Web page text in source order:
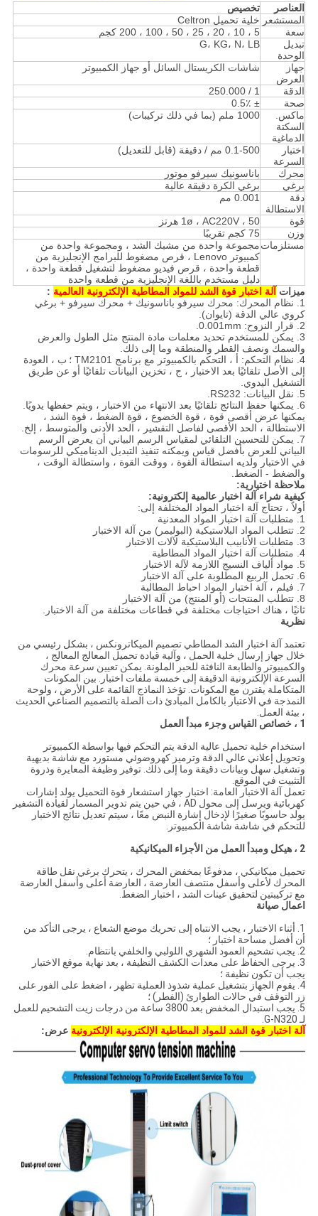
العناصر
تخصيص
المستشعر خلية تحميل Celtron
سعة
5 ، 10 ، 20 ، 25 ، 50 ، 100 ، 200 كجم
تبديل
الوحدة
G، KG، N، LB
جهاز
العرض
شاشات الكريستال السائل أو جهاز الكمبيوتر
الدقة
1 / 250.000
صحة
± 0.5٪
ماكس.
السكتة
الدماغية
1000 ملم (بما في ذلك تركيبات)
اختبار
السرعة
0.1-500 مم / دقيقة (قابل للتعديل)
محرك
باناسونيك سيرفو موتور
برغي
برغي الكرة دقيقة عالية
دقة
الاستطالة
0.001 مم
قوة
1ø ، AC220V ، 50 هرتز
وزن
75 كجم تقريبًا
مستلزماتمجموعة واحدة من مشبك الشد ، ومجموعة واحدة من
كمبيوتر Lenovo ، قرص مضغوط للبرامج الإنجليزية من
قطعة واحدة ، قرص فيديو مضغوط لتشغيل قطعة واحدة ،
دليل مستخدم باللغة الإنجليزية من قطعة واحدة
ميزات آلة اختبار قوة الشد للمواد المطاطية الإلكترونية العالمية :
1. نظام المحرك: محرك سيرفو باناسونيك + محرك سيرفو + برغي
كروي عالي الدقة (تايوان).
2. قرار النزوح: 0.001mm.
3. يمكن للمستخدم تحديد معلمات مادة المنتج مثل الطول والعرض
والسمك ونصف القطر والمنطقة وما إلى ذلك.
4. نظام التحكم: أ ، التحكم بالكمبيوتر مع برنامج TM2101 ؛
ب ، العودة
إلى الأصل تلقائيًا بعد الاختبار ، ج ، تخزين البيانات تلقائيًا أو عن طريق
التشغيل اليدوي.
5. نقل البيانات: RS232.
6. يمكنها حفظ النتائج تلقائيًا بعد الانتهاء من الاختبار ، ويتم حفظها يدويًا.
يمكنها عرض أقصى قوة ، قوة الخضوع ، قوة الضغط ، قوة الشد ،
الاستطالة ، الحد الأقصى لفاصل التقشير ، الحد الأدنى والمتوسط ​​، إلخ.
7. يمكن للتحسين التلقائي لمقياس الرسم البياني أن يعرض الرسم
البياني للعرض بأفضل قياس ويمكنه تنفيذ التبديل الديناميكي للرسومات
في الاختبار ولديه استطالة القوة ، ووقت القوة ، واستطالة الوقت ،
والضغط - الضغط.
ملاحظة اختيارية:
كيفية شراء آلة اختبار عالمية إلكترونية:
أولاً ، تحتاج آلة اختبار المواد المختلفة إلى:
1. متطلبات آلة اختبار المواد المعدنية
2. تتطلب المواد البلاستيكية (البوليمر) من آلة الاختبار
3. متطلبات الأنابيب البلاستيكية لآلات الاختبار
4. متطلبات آلة اختبار المواد المطاطية
5. مواد ألياف النسيج اللازمة لآلة الاختبار
6. تحمل الربيع المطلوبة على آلة الاختبار
7. فيلم ، آلة اختبار المواد احباط المطالبة
8. تتطلب المنتجات (أو المنتج) من آلة الاختبار
ثانيًا ، هناك احتياجات مختلفة في قطاعات مختلفة من آلة الاختبار.
نظرية
تعتمد آلة اختبار الشد المطاطي تصميم الميكاترونكس ، بشكل رئيسي من
خلال جهاز إرسال خلية الحمل ، وآلية قيادة تحميل المعالج المعالج ،
والكمبيوتر والطابعة النافثة للحبر الملونة. يمكن تعيين سرعة محرك
السرعة الإلكترونية الدقيقة إلى خمسة ملفات اختبار. بين المكونات
المتكاملة يقترن مع المكونات. تؤخذ النماذج القائمة على الأرض ، ولوحة
النمذجة في الاعتبار بالكامل المبادئ ذات الصلة بالتصميم الصناعي الحديث
، بيئة العمل.
1 ، خصائص القياس وجزء مبدأ العمل
استخدام خلية تحميل عالية الدقة يتم التحكم فيها بواسطة الكمبيوتر
وتحويل إعلاني عالي الدقة وترميز كهروضوئي مستورد مع شاشة بديهية
وتشغيل سهل وبيانات دقيقة وما إلى ذلك. توفير وظيفة المعايرة وذروة
التثبيت في الموقع.
تعمل آلة الاختبار العامة: اختبار جهاز استشعار قوة التحميل يولد إشارات
كهربائية ويرسل إلى محول AD ، في حين يتم تدوير المسمار لقيادة التشفير
يولد حاسوبًا صغيرًا لإدخال إشارة النبض معًا ، سيتم تعديل نتائج الاختبار
للتحكم في شاشة شاشة الكمبيوتر.
2 ، هيكل ومبدأ العمل من الأجزاء الميكانيكية
تحميل ميكانيكي ، مدفوعًا بمخفض المحرك ، يتحرك برغي نقل طاقة
المحرك لأعلى وأسفل منتصف العارضة ، العارضة أعلى وأسفل العارضة
مع تركيبتين لتحقيق عينات الشد ، اختبار الضغط.
اعمال صيانة
1. أثناء الاختبار ، يجب الانتباه إلى تحريك موضع الشعاع ، يرجى التأكد من
أن أفضل مساحة اختبار ؛
2. يجب تشحيم العمود الشهري اللولبي والخلفي بانتظام.
3. يرجى الحفاظ على معدات الكشف النظيفة ، بعد نهاية موقع الاختبار
يجب أن تكون نظيفة ؛
4. يقوم الجهاز بتشغيل عملية شذوذ العملية تظهر ، اضغط على الفور على
زر التوقف في حالات الطوارئ (الفطر) ؛
5. يجب استبدال المخفض بعد 3800 ساعة من درجات زيت التشحيم للعمل
لـ G-N320.
آلة اختبار قوة الشد للمواد المطاطية الإلكترونية الإلكترونية عرض: